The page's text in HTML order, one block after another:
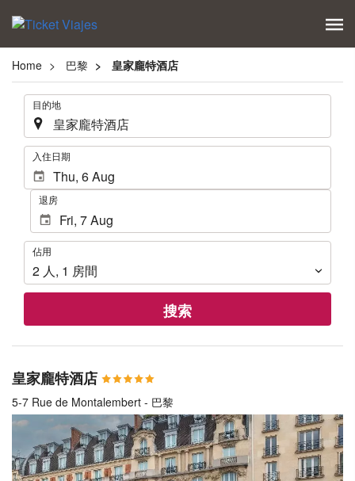
Home 巴黎 皇家龐特酒店
. 目的地
. 入住日期
退房
佔
用
佔用
2 人, 1 房間
搜索
皇家龐特酒店
5-7 Rue de Montalembert - 巴黎